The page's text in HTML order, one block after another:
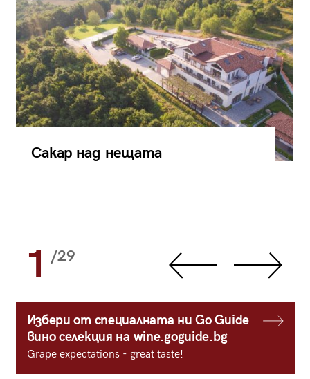
Сакар над нещата
1 /29
Избери от специалната ни Go Guide
вино селекция на wine.goguide.bg
Grape expectations - great taste!